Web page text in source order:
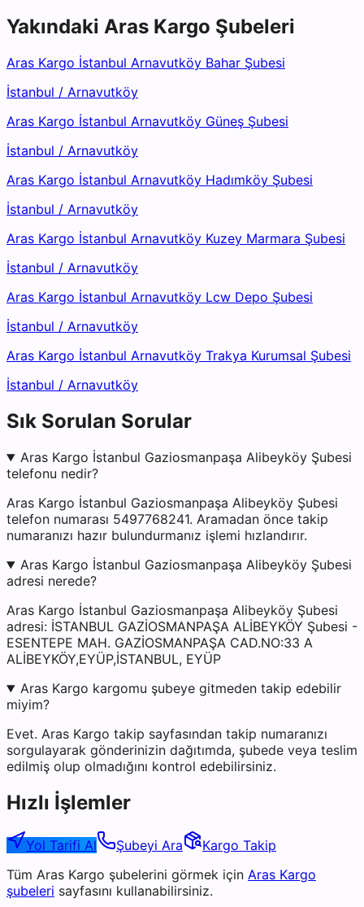
Yakındaki Aras Kargo Şubeleri
Aras Kargo İstanbul Arnavutköy Bahar Şubesi
İstanbul / Arnavutköy
Aras Kargo İstanbul Arnavutköy Güneş Şubesi
İstanbul / Arnavutköy
Aras Kargo İstanbul Arnavutköy Hadımköy Şubesi
İstanbul / Arnavutköy
Aras Kargo İstanbul Arnavutköy Kuzey Marmara Şubesi
İstanbul / Arnavutköy
Aras Kargo İstanbul Arnavutköy Lcw Depo Şubesi
İstanbul / Arnavutköy
Aras Kargo İstanbul Arnavutköy Trakya Kurumsal Şubesi
İstanbul / Arnavutköy
Sık Sorulan Sorular
Aras Kargo İstanbul Gaziosmanpaşa Alibeyköy Şubesi
telefonu nedir?
Aras Kargo İstanbul Gaziosmanpaşa Alibeyköy Şubesi
telefon numarası 5497768241. Aramadan önce takip
numaranızı hazır bulundurmanız işlemi hızlandırır.
Aras Kargo İstanbul Gaziosmanpaşa Alibeyköy Şubesi
adresi nerede?
Aras Kargo İstanbul Gaziosmanpaşa Alibeyköy Şubesi
adresi: İSTANBUL GAZİOSMANPAŞA ALİBEYKÖY Şubesi -
ESENTEPE MAH. GAZİOSMANPAŞA CAD.NO:33 A
ALİBEYKÖY,EYÜP,İSTANBUL, EYÜP
Aras Kargo kargomu şubeye gitmeden takip edebilir
miyim?
Evet. Aras Kargo takip sayfasından takip numaranızı
sorgulayarak gönderinizin dağıtımda, şubede veya teslim
edilmiş olup olmadığını kontrol edebilirsiniz.
Hızlı İşlemler
Yol Tarifi Al Şubeyi Ara
Kargo Takip
Tüm Aras Kargo şubelerini görmek için Aras Kargo
şubeleri sayfasını kullanabilirsiniz.